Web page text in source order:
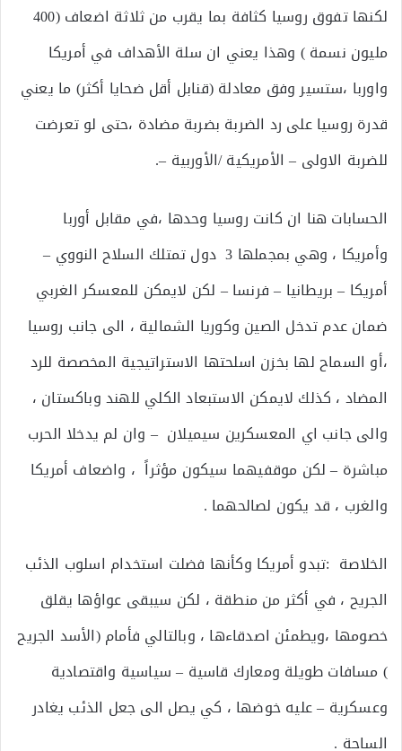
لكنها تفوق روسيا كثافة بما يقرب من ثلاثة اضعاف (400
مليون نسمة ) وهذا يعني ان سلة الأهداف في أمريكا
واوربا ،ستسير وفق معادلة (قنابل أقل ضحايا أكثر) ما يعني
قدرة روسيا على رد الضربة بضربة مضادة ،حتى لو تعرضت
للضربة الاولى – الأمريكية /الأوربية –.
الحسابات هنا ان كانت روسيا وحدها ،في مقابل أوربا
وأمريكا ، وهي بمجملها 3 دول تمتلك السلاح النووي –
أمريكا – بريطانيا – فرنسا – لكن لايمكن للمعسكر الغربي
ضمان عدم تدخل الصين وكوريا الشمالية ، الى جانب روسيا
،أو السماح لها بخزن اسلحتها الاستراتيجية المخصصة للرد
المضاد ، كذلك لايمكن الاستبعاد الكلي للهند وباكستان ،
والى جانب اي المعسكرين سيميلان – وان لم يدخلا الحرب
مباشرة – لكن موقفيهما سيكون مؤثراً ، واضعاف أمريكا
والغرب ، قد يكون لصالحهما .
الخلاصة :تبدو أمريكا وكأنها فضلت استخدام اسلوب الذئب
الجريح ، في أكثر من منطقة ، لكن سيبقى عواؤها يقلق
خصومها ،ويطمئن اصدقاءها ، وبالتالي فأمام (الأسد الجريح
) مسافات طويلة ومعارك قاسية – سياسية واقتصادية
وعسكرية – عليه خوضها ، كي يصل الى جعل الذئب يغادر
الساحة .